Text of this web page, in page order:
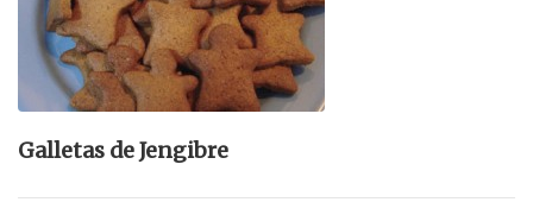
Galletas de Jengibre